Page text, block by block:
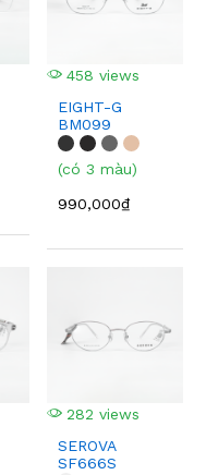
458 views
EIGHT-G
BM099
(có 3 màu)
990,000₫
282 views
SEROVA
SF666S